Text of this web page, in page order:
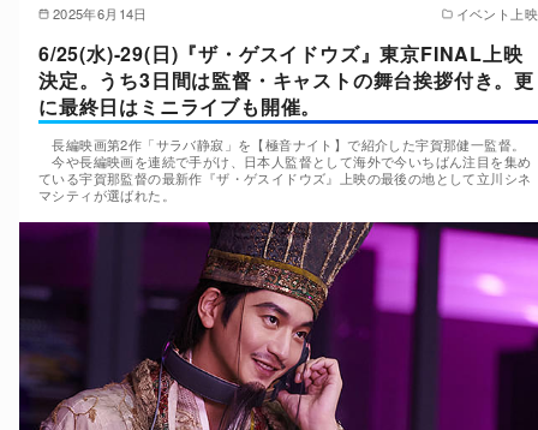
2025年6月14日 イベント上映
6/25(水)-29(日)『ザ・ゲスイドウズ』東京FINAL上映
決定。うち3日間は監督・キャストの舞台挨拶付き。更
に最終日はミニライブも開催。
長編映画第2作「サラバ静寂」を【極音ナイト】で紹介した宇賀那健一監督。
今や長編映画を連続で手がけ、日本人監督として海外で今いちばん注目を集め
ている宇賀那監督の最新作『ザ・ゲスイドウズ』上映の最後の地として立川シネ
マシティが選ばれた。